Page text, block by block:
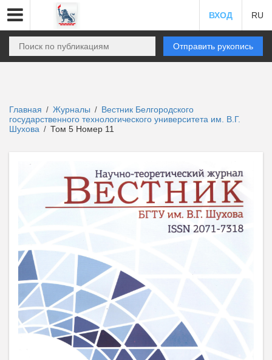
ВХОД RU
Отправить рукопись
Главная / Журналы / Вестник Белгородского
государственного технологического университета им. В.Г.
Шухова / Том 5 Номер 11